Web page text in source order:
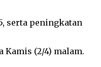
serta peningkatan
Kamis (2/4) malam.